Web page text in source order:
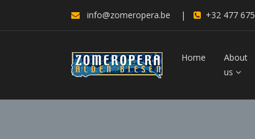
info@zomeropera.be | +32 477
Home
About
us